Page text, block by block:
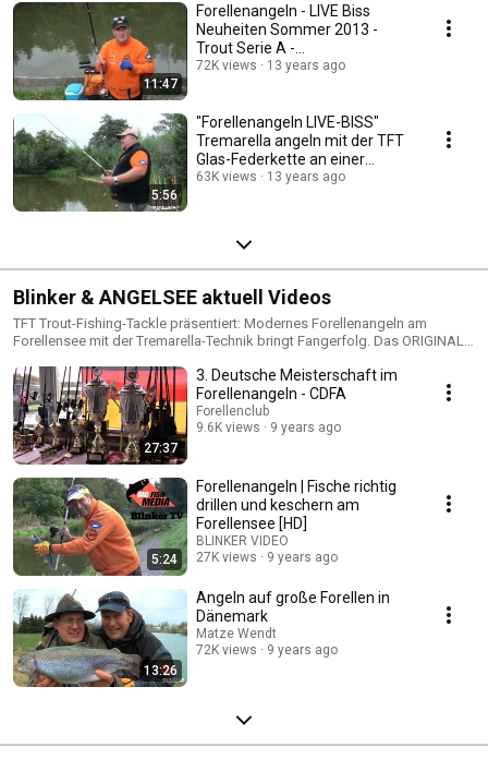
11:47
Forellenangeln - LIVE Biss
Neuheiten Sommer 2013 -
Trout Serie A -
Forellenprogramm Folge 19
72K views 13 years ago
5:56
"Forellenangeln LIVE-BISS"
Tremarella angeln mit der TFT
Glas-Federkette an einer
Tremarellarute
63K views 13 years ago
Blinker & ANGELSEE aktuell Videos
TFT Trout-Fishing-Tackle präsentiert: Modernes Forellenangeln am
Forellensee mit der Tremarella-Technik bringt Fangerfolg. Das ORIGINAL
fängt" Lars Lindemann Inhaber von TFT Trout Fishing Tackle und sein TFT
Team Germany stehen für das TFT Trout Serie A Forellenprogramm seit
2009. Mit der Promotiontour der Trout Serie A setzen Sie seit Jahren einen
neuen Maßstab in der Angelwelt der Forellenangler aus Belgien,
Dänemark und den Niederlanden. www.tremarella.com
27:37
3. Deutsche Meisterschaft im
Forellenangeln - CDFA
Forellenclub
9.6K views
9 years ago
5:24
Forellenangeln | Fische richtig
drillen und keschern am
Forellensee [HD]
BLINKER VIDEO
27K views
9 years ago
13:26
Angeln auf große Forellen in
Dänemark
Matze Wendt
72K views
9 years ago